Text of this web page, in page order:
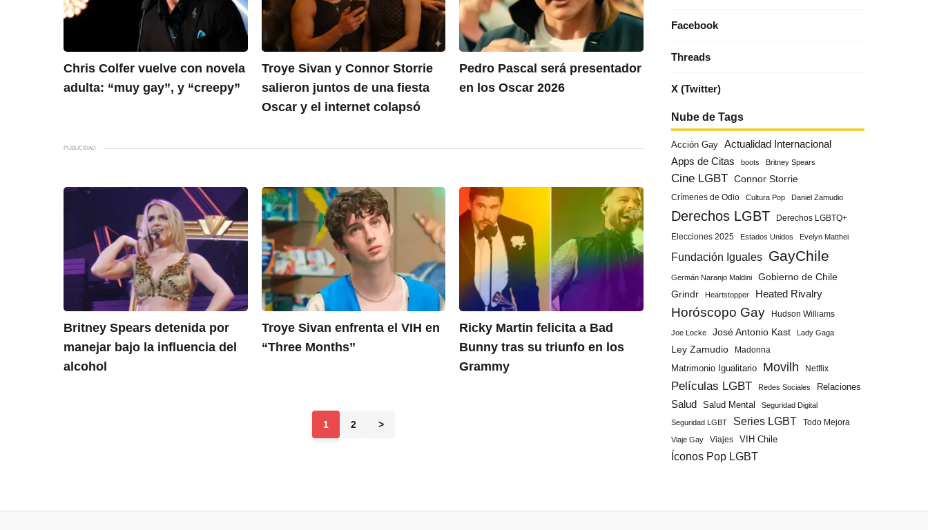
Chris Colfer vuelve con novela
adulta: “muy gay”, y “creepy”
Troye Sivan y Connor Storrie
salieron juntos de una fiesta
Oscar y el internet colapsó
Pedro Pascal será presentador
en los Oscar 2026
PUBLICIDAD
Britney Spears detenida por
manejar bajo la influencia del
alcohol
Troye Sivan enfrenta el VIH en
“Three Months”
Ricky Martin felicita a Bad
Bunny tras su triunfo en los
Grammy
1 2 >
Facebook
Threads
X (Twitter)
Nube de Tags
Acción Gay
Actualidad Internacional
Apps de Citas
boots Britney Spears
Cine LGBT Connor Storrie
Crímenes de Odio Cultura Pop Daniel Zamudio
Derechos LGBT
Derechos LGBTQ+
Elecciones 2025
Estados Unidos Evelyn Matthei
Fundación Iguales GayChile
Germán Naranjo Maldini
Gobierno de Chile
Grindr
Heartstopper Heated Rivalry
Horóscopo Gay Hudson Williams
Joe Locke José Antonio Kast Lady Gaga
Ley Zamudio Madonna
Matrimonio Igualitario Movilh Netflix
Películas LGBT Redes Sociales Relaciones
Salud Salud Mental Seguridad Digital
Seguridad LGBT Series LGBT Todo Mejora
Viaje Gay Viajes VIH Chile
Íconos Pop LGBT